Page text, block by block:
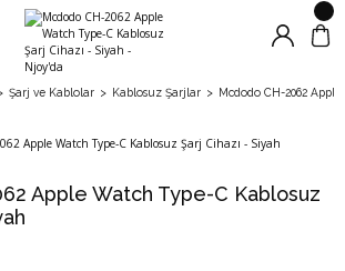
Şarj ve Kablolar Kablosuz Şarjlar Mcdodo CH-2062
Apple Watch Type-C Kablosuz